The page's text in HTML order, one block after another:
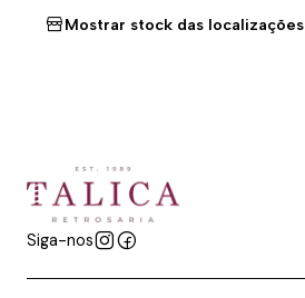
Mostrar stock das localizações
Siga-nos